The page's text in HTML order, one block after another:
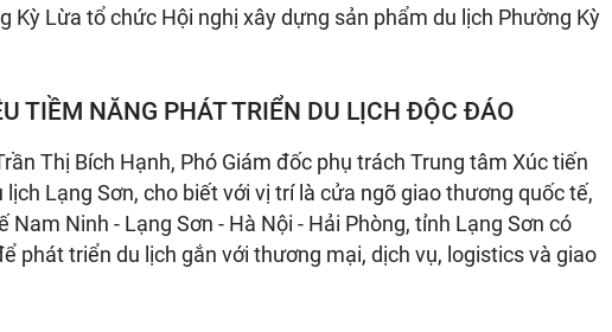
Kỳ Lừa tổ chức Hội nghị xây dựng sản phẩm du lịch Phường Kỳ
TIỀM NĂNG PHÁT TRIỂN DU LỊCH ĐỘC ĐÁO
Thị Bích Hạnh, Phó Giám đốc phụ trách Trung tâm Xúc tiến
Lạng Sơn, cho biết với vị trí là cửa ngõ giao thương quốc tế,
Nam Ninh - Lạng Sơn - Hà Nội - Hải Phòng, tỉnh Lạng Sơn có
phát triển du lịch gắn với thương mại, dịch vụ, logistics và giao